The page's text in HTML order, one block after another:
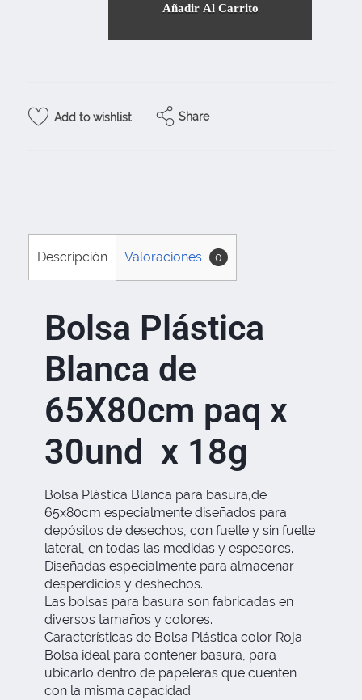
Añadir Al Carrito
Add to wishlist Share
Descripción Valoraciones 0
Bolsa Plástica
Blanca de
65X80cm paq x
30und x 18g
Bolsa Plástica Blanca para basura,de
65x80cm especialmente diseñados para
depósitos de desechos, con fuelle y sin fuelle
lateral, en todas las medidas y espesores.
Diseñadas especialmente para almacenar
desperdicios y deshechos.
Las bolsas para basura son fabricadas en
diversos tamaños y colores.
Características de Bolsa Plástica color Roja
Bolsa ideal para contener basura, para
ubicarlo dentro de papeleras que cuenten
con la misma capacidad.